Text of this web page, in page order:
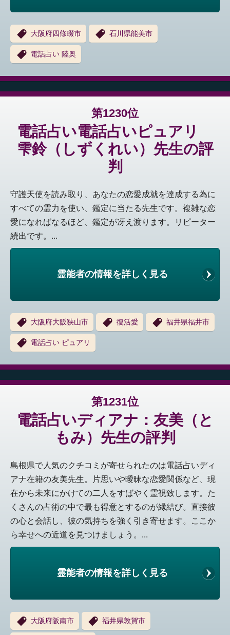
大阪府四條畷市 石川県能美市
電話占い 陸奥
第1230位
電話占い電話占いピュアリ
雫鈴（しずくれい）先生の評
判
守護天使を読み取り、あなたの恋愛成就を達成する為に
すべての霊力を使い、鑑定に当たる先生です。複雑な恋
愛になればなるほど、鑑定が冴え渡ります。リピーター
続出です。...
霊能者の情報を詳しく見る
大阪府大阪狭山市 復活愛 福井県福井市
電話占い ピュアリ
第1231位
電話占いディアナ：友美（と
もみ）先生の評判
島根県で人気のクチコミが寄せられたのは電話占いディ
アナ在籍の友美先生。片思いや曖昧な恋愛関係など、現
在から未来にかけての二人をすばやく霊視致します。た
くさんの占術の中で最も得意とするのが縁結び。直接彼
の心と会話し、彼の気持ちを強く引き寄せます。ここか
ら幸せへの近道を見つけましょう。...
霊能者の情報を詳しく見る
大阪府阪南市 福井県敦賀市